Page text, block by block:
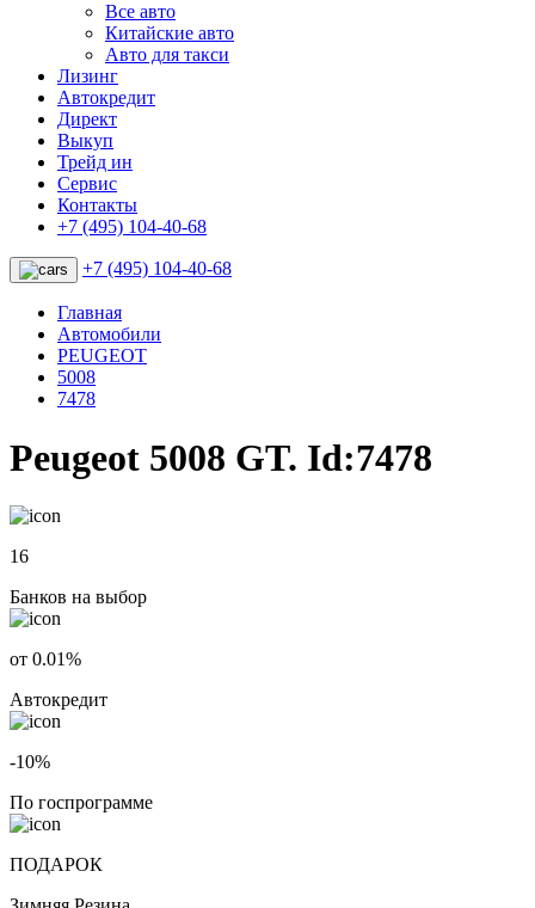
Все авто
Китайские авто
Авто для такси
Лизинг
Автокредит
Директ
Выкуп
Трейд ин
Сервис
Контакты
+7 (495) 104-40-68
+7 (495) 104-40-68
Главная
Автомобили
PEUGEOT
5008
7478
Peugeot 5008 GT. Id:7478
16
Банков на выбор
от 0.01%
Автокредит
-10%
По госпрограмме
ПОДАРОК